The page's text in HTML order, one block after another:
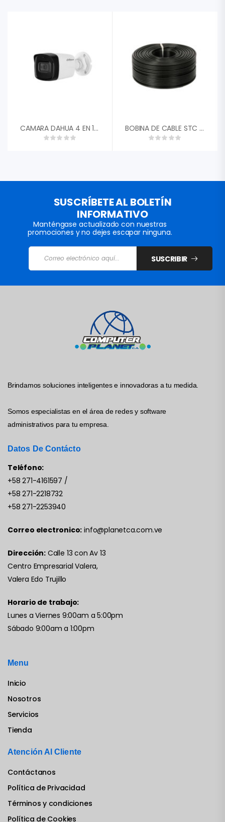
CAMARA DAHUA 4 EN 1 1/2,7 CMOS 1080P 2MP TIPO BALA PLASTICA 3,6MM FOV 87.5░ DWDR IR 40M IP67 DH-HAC-HFW1200CN-0360B-S5″ BOBINA DE CABLE STC COAXIAL RG59 100MTS STC-RG59-100
SUSCRÍBETE AL BOLETÍN
INFORMATIVO
Manténgase actualizado con nuestras
promociones y no dejes escapar ninguna.
SUSCRIBIR
Brindamos soluciones inteligentes e innovadoras a tu medida.
Somos especialistas en el área de redes y software
administrativos para tu empresa.
Datos De Contácto
Teléfono:
+58 271-4161597 /
+58 271-2218732
+58 271-2253940
Correo electronico: info@planetca.com.ve
Dirección: Calle 13 con Av 13
Centro Empresarial Valera,
Valera Edo Trujillo
Horario de trabajo:
Lunes a Viernes 9:00am a 5:00pm
Sábado 9:00am a 1:00pm
Menu
Inicio
Nosotros
Servicios
Tienda
Atención Al Cliente
Contáctanos
Política de Privacidad
Términos y condiciones
Política de Cookies